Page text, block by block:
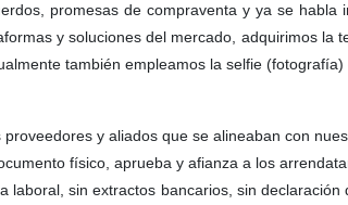
promesas de compraventa y ya se habla
y soluciones del mercado, adquirimos la
también empleamos la selfie (fotografía)
y aliados que se alineaban con
físico, aprueba y afianza a los
sin extractos bancarios, sin